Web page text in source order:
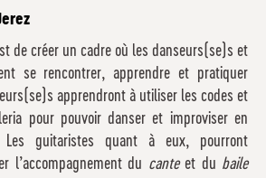
de créer un cadre où les danseurs(se)s et
se rencontrer, apprendre et pratiquer
apprendront à utiliser les codes et
pour pouvoir danser et improviser en
guitaristes quant à eux, pourront
l’accompagnement du canteet du baile